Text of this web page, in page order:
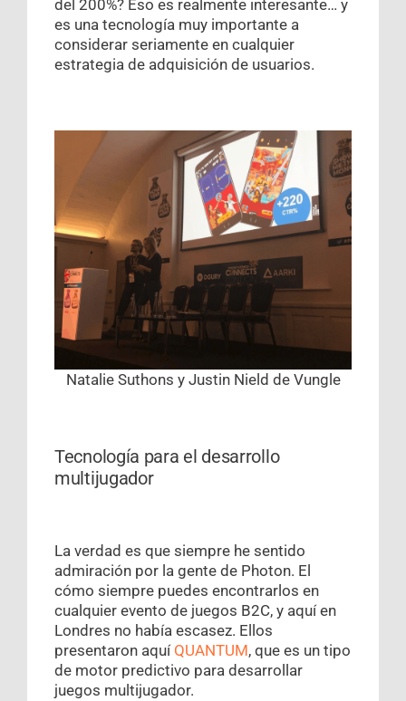
del 200%? Eso es realmente interesante… y
es una tecnología muy importante a
considerar seriamente en cualquier
estrategia de adquisición de usuarios.
Natalie Suthons y Justin Nield de Vungle
Tecnología para el desarrollo
multijugador
La verdad es que siempre he sentido
admiración por la gente de Photon. El
cómo siempre puedes encontrarlos en
cualquier evento de juegos B2C, y aquí en
Londres no había escasez. Ellos
presentaron aquí QUANTUM, que es un tipo
de motor predictivo para desarrollar
juegos multijugador.